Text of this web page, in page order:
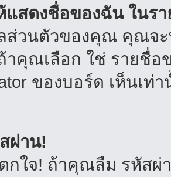
แสดงชื่อของฉัน ในร
วนตัวของคุณ คุณจะ
คุณเลือก ใช่ รายชื่
ของบอร์ด เห็นเ
ผ่าน!
กใจ! ถ้าคุณลืม รหัสผ่